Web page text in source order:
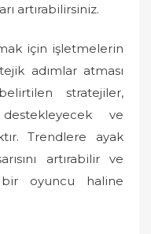
artırabilirsiniz.
için işletmelerin
adımlar atması
stratejiler,
ve
Trendlere ayak
artırabilir ve
oyuncu haline